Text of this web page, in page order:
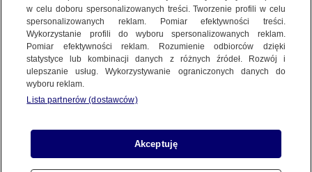
Oops!
Something went wrong. Please try
refreshing the app
w celu doboru spersonalizowanych treści. Tworzenie profili w celu
spersonalizowanych reklam. Pomiar efektywności treści.
Wykorzystanie profili do wyboru spersonalizowanych reklam.
Pomiar efektywności reklam. Rozumienie odbiorców dzięki
statystyce lub kombinacji danych z różnych źródeł. Rozwój i
ulepszanie usług. Wykorzystywanie ograniczonych danych do
wyboru reklam.
Lista partnerów (dostawców)
Akceptuję